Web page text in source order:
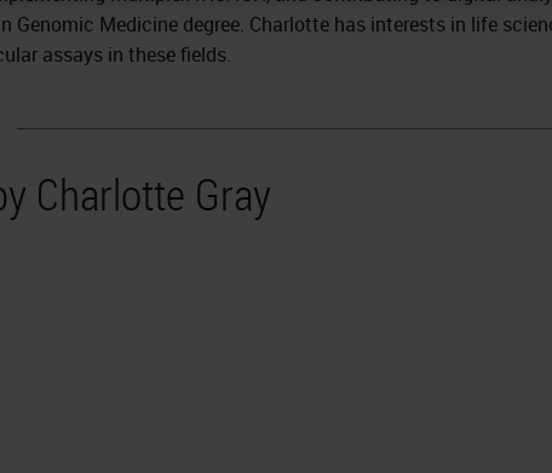
Genomic Medicine degree. Charlotte has interests in life
assays in these fields.
Charlotte Gray